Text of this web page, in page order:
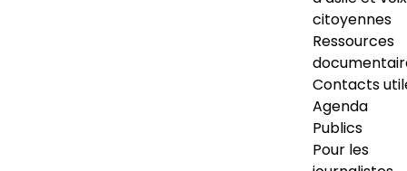
citoyennes
Ressources
Contacts
Agenda
Publics
Pour les